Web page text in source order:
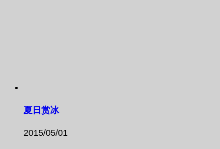
夏日赏冰
2015/05/01